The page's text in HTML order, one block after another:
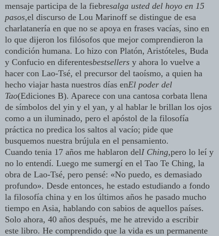
mensaje participa de la fiebresalga usted del hoyo en 15
pasos,el discurso de Lou Marinoff se distingue de esa
charlatanería en que no se apoya en frases vacías, sino en
lo que dijeron los filósofos que mejor comprendieron la
condición humana. Lo hizo con Platón, Aristóteles, Buda
y Confucio en diferentesbestsellers y ahora lo vuelve a
hacer con Lao-Tsé, el precursor del taoísmo, a quien ha
hecho viajar hasta nuestros días enEl poder del
Tao(Ediciones B). Aparece con una cantosa corbata llena
de símbolos del yin y el yan, y al hablar le brillan los ojos
como a un iluminado, pero el apóstol de la filosofía
práctica no predica los saltos al vacío; pide que
busquemos nuestra brújula en el pensamiento.
Cuando tenia 17 años me hablaron delI Ching,pero lo leí y
no lo entendí. Luego me sumergí en el Tao Te Ching, la
obra de Lao-Tsé, pero pensé: «No puedo, es demasiado
profundo». Desde entonces, he estado estudiando a fondo
la filosofía china y en los últimos años he pasado mucho
tiempo en Asia, hablando con sabios de aquellos países.
Solo ahora, 40 años después, me he atrevido a escribir
este libro. He comprendido que la vida es un permanente